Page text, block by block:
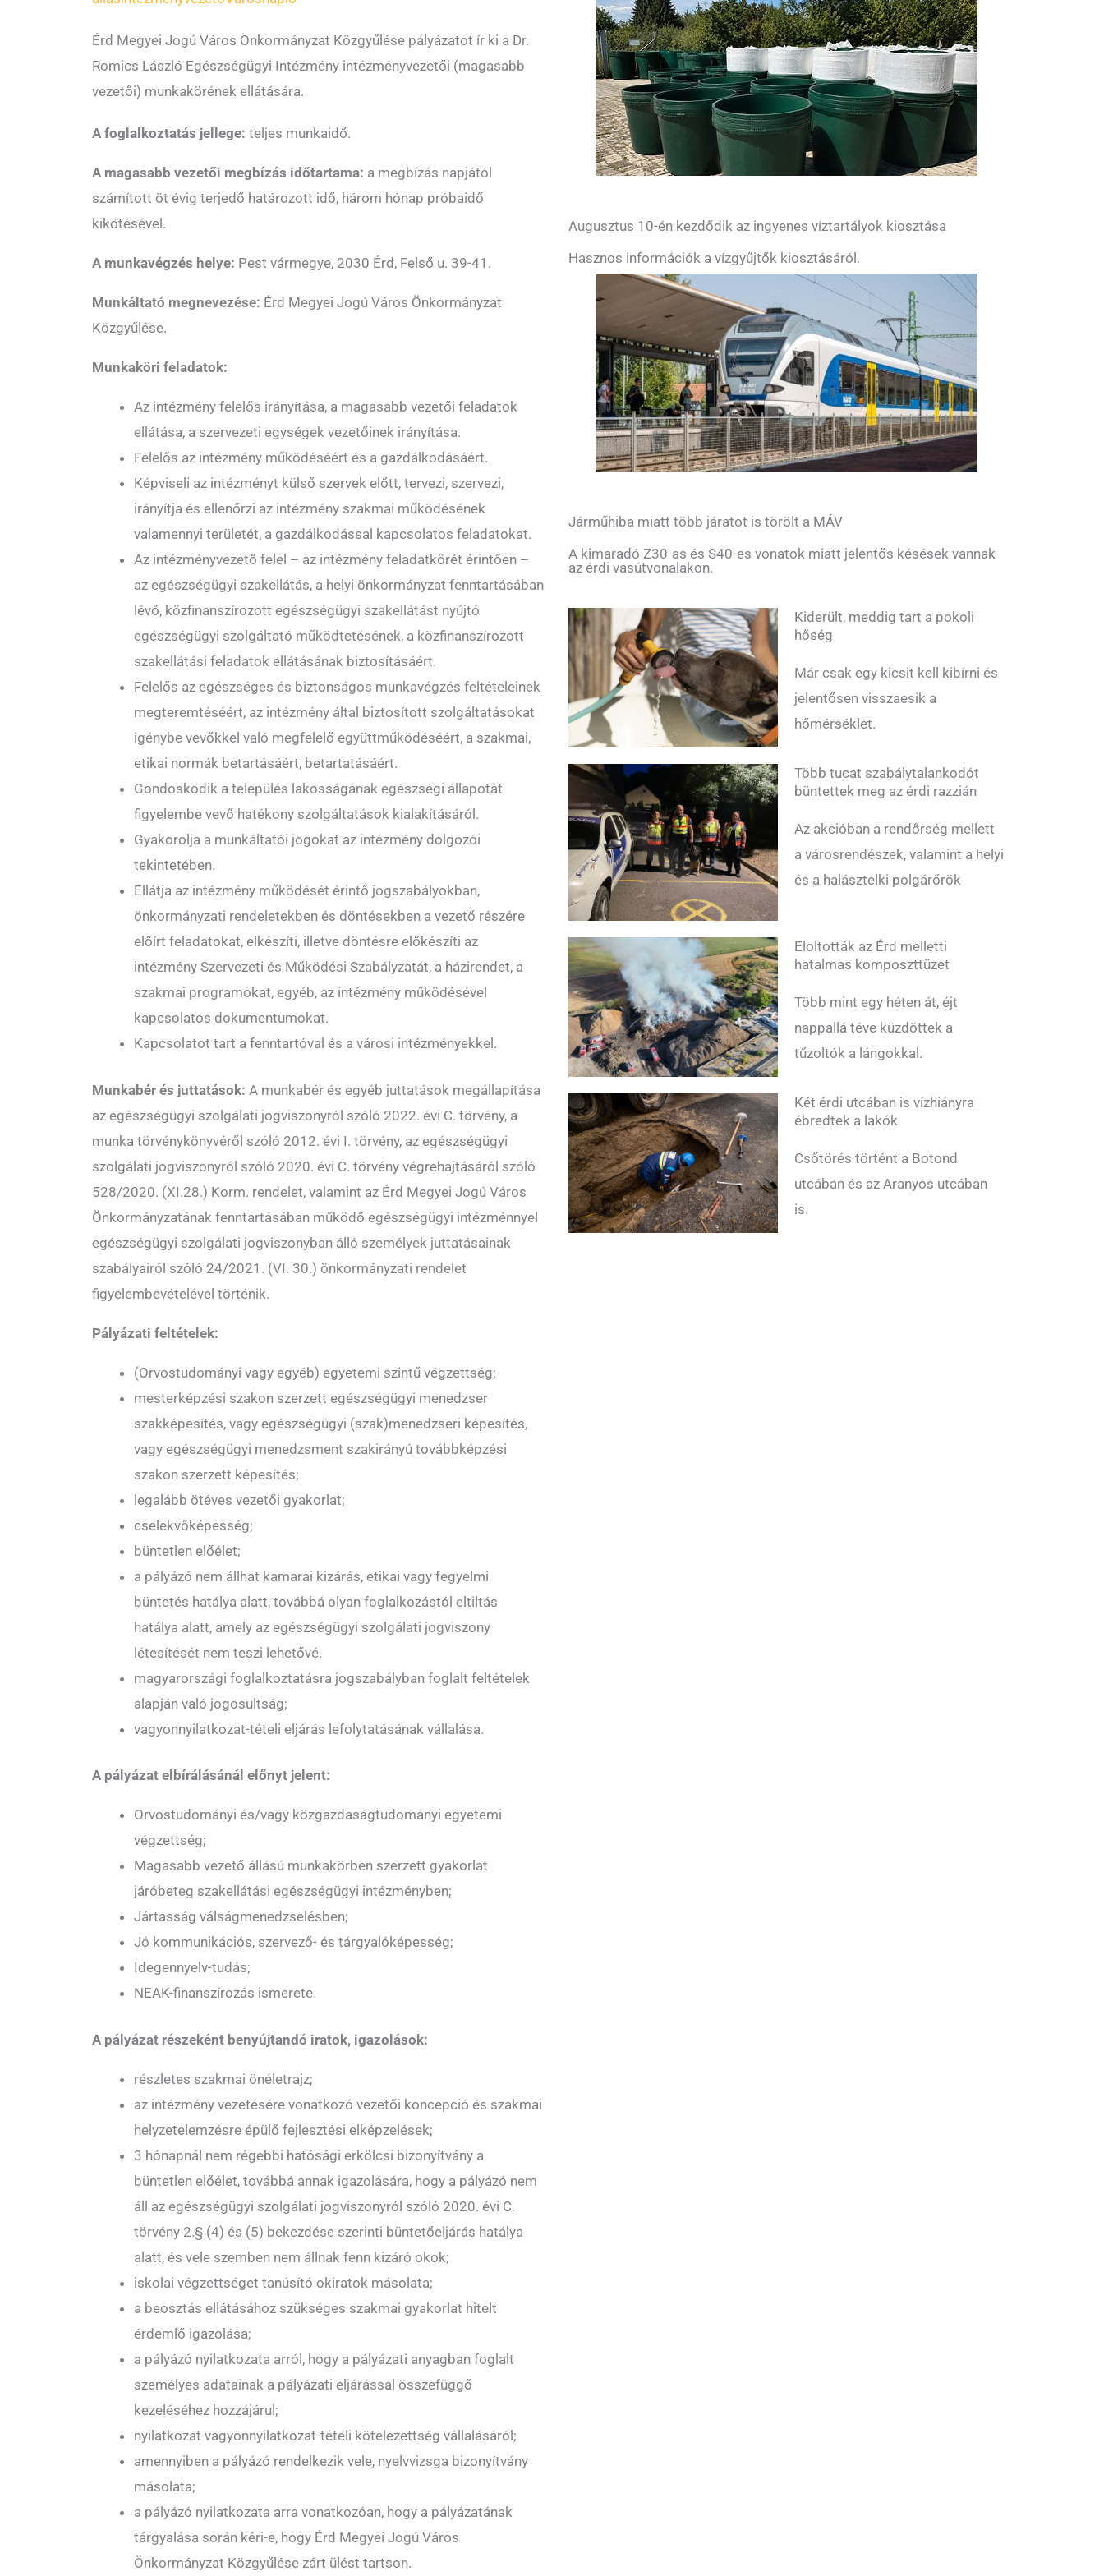
Érd Megyei Jogú Város Önkormányzat Közgyűlése pályázatot ír ki a Dr.
Romics László Egészségügyi Intézmény intézményvezetői (magasabb
vezetői) munkakörének ellátására.
A foglalkoztatás jellege: teljes munkaidő.
A magasabb vezetői megbízás időtartama: a megbízás napjától
számított öt évig terjedő határozott idő, három hónap próbaidő
kikötésével.
A munkavégzés helye: Pest vármegye, 2030 Érd, Felső u. 39-41.
Munkáltató megnevezése: Érd Megyei Jogú Város Önkormányzat
Közgyűlése.
Munkaköri feladatok:
Az intézmény felelős irányítása, a magasabb vezetői feladatok
ellátása, a szervezeti egységek vezetőinek irányítása.
Felelős az intézmény működéséért és a gazdálkodásáért.
Képviseli az intézményt külső szervek előtt, tervezi, szervezi,
irányítja és ellenőrzi az intézmény szakmai működésének
valamennyi területét, a gazdálkodással kapcsolatos feladatokat.
Az intézményvezető felel – az intézmény feladatkörét érintően –
az egészségügyi szakellátás, a helyi önkormányzat fenntartásában
lévő, közfinanszírozott egészségügyi szakellátást nyújtó
egészségügyi szolgáltató működtetésének, a közfinanszírozott
szakellátási feladatok ellátásának biztosításáért.
Felelős az egészséges és biztonságos munkavégzés feltételeinek
megteremtéséért, az intézmény által biztosított szolgáltatásokat
igénybe vevőkkel való megfelelő együttműködéséért, a szakmai,
etikai normák betartásáért, betartatásáért.
Gondoskodik a település lakosságának egészségi állapotát
figyelembe vevő hatékony szolgáltatások kialakításáról.
Gyakorolja a munkáltatói jogokat az intézmény dolgozói
tekintetében.
Ellátja az intézmény működését érintő jogszabályokban,
önkormányzati rendeletekben és döntésekben a vezető részére
előírt feladatokat, elkészíti, illetve döntésre előkészíti az
intézmény Szervezeti és Működési Szabályzatát, a házirendet, a
szakmai programokat, egyéb, az intézmény működésével
kapcsolatos dokumentumokat.
Kapcsolatot tart a fenntartóval és a városi intézményekkel.
Munkabér és juttatások: A munkabér és egyéb juttatások megállapítása
az egészségügyi szolgálati jogviszonyról szóló 2022. évi C. törvény, a
munka törvénykönyvéről szóló 2012. évi I. törvény, az egészségügyi
szolgálati jogviszonyról szóló 2020. évi C. törvény végrehajtásáról szóló
528/2020. (XI.28.) Korm. rendelet, valamint az Érd Megyei Jogú Város
Önkormányzatának fenntartásában működő egészségügyi intézménnyel
egészségügyi szolgálati jogviszonyban álló személyek juttatásainak
szabályairól szóló 24/2021. (VI. 30.) önkormányzati rendelet
figyelembevételével történik.
Pályázati feltételek:
(Orvostudományi vagy egyéb) egyetemi szintű végzettség;
mesterképzési szakon szerzett egészségügyi menedzser
szakképesítés, vagy egészségügyi (szak)menedzseri képesítés,
vagy egészségügyi menedzsment szakirányú továbbképzési
szakon szerzett képesítés;
legalább ötéves vezetői gyakorlat;
cselekvőképesség;
büntetlen előélet;
a pályázó nem állhat kamarai kizárás, etikai vagy fegyelmi
büntetés hatálya alatt, továbbá olyan foglalkozástól eltiltás
hatálya alatt, amely az egészségügyi szolgálati jogviszony
létesítését nem teszi lehetővé.
magyarországi foglalkoztatásra jogszabályban foglalt feltételek
alapján való jogosultság;
vagyonnyilatkozat-tételi eljárás lefolytatásának vállalása.
A pályázat elbírálásánál előnyt jelent:
Orvostudományi és/vagy közgazdaságtudományi egyetemi
végzettség;
Magasabb vezető állású munkakörben szerzett gyakorlat
járóbeteg szakellátási egészségügyi intézményben;
Jártasság válságmenedzselésben;
Jó kommunikációs, szervező- és tárgyalóképesség;
Idegennyelv-tudás;
NEAK-finanszírozás ismerete.
A pályázat részeként benyújtandó iratok, igazolások:
részletes szakmai önéletrajz;
az intézmény vezetésére vonatkozó vezetői koncepció és szakmai
helyzetelemzésre épülő fejlesztési elképzelések;
3 hónapnál nem régebbi hatósági erkölcsi bizonyítvány a
büntetlen előélet, továbbá annak igazolására, hogy a pályázó nem
áll az egészségügyi szolgálati jogviszonyról szóló 2020. évi C.
törvény 2.§ (4) és (5) bekezdése szerinti büntetőeljárás hatálya
alatt, és vele szemben nem állnak fenn kizáró okok;
iskolai végzettséget tanúsító okiratok másolata;
a beosztás ellátásához szükséges szakmai gyakorlat hitelt
érdemlő igazolása;
a pályázó nyilatkozata arról, hogy a pályázati anyagban foglalt
személyes adatainak a pályázati eljárással összefüggő
kezeléséhez hozzájárul;
nyilatkozat vagyonnyilatkozat-tételi kötelezettség vállalásáról;
amennyiben a pályázó rendelkezik vele, nyelvvizsga bizonyítvány
másolata;
a pályázó nyilatkozata arra vonatkozóan, hogy a pályázatának
tárgyalása során kéri-e, hogy Érd Megyei Jogú Város
Önkormányzat Közgyűlése zárt ülést tartson.
Augusztus 10-én kezdődik az ingyenes víztartályok kiosztása
Hasznos információk a vízgyűjtők kiosztásáról.
Járműhiba miatt több járatot is törölt a MÁV
A kimaradó Z30-as és S40-es vonatok miatt jelentős késések vannak
az érdi vasútvonalakon.
Kiderült, meddig tart a pokoli
hőség
Már csak egy kicsit kell kibírni és
jelentősen visszaesik a
hőmérséklet.
Több tucat szabálytalankodót
büntettek meg az érdi razzián
Az akcióban a rendőrség mellett
a városrendészek, valamint a helyi
és a halásztelki polgárőrök
Eloltották az Érd melletti
hatalmas komposzttüzet
Több mint egy héten át, éjt
nappallá téve küzdöttek a
tűzoltók a lángokkal.
Két érdi utcában is vízhiányra
ébredtek a lakók
Csőtörés történt a Botond
utcában és az Aranyos utcában
is.